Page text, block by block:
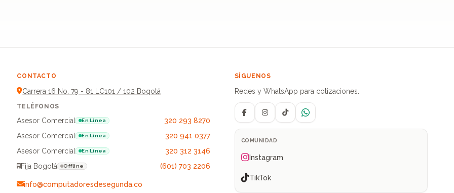
CONTACTO
Carrera 16 No. 79 - 81 LC101 / 102 Bogotá
TELÉFONOS
Asesor Comercial En Línea
320 293 8270
Asesor Comercial
En Línea
320 941 0377
Asesor Comercial
En Línea
320 312 3146
Fija Bogotá
Offline (601) 703 2206
info@computadoresdesegunda.co
SÍGUENOS
Redes y WhatsApp para cotizaciones.
FacebookInstagramTikTokWhatsApp
COMUNIDAD
Instagram
TikTok